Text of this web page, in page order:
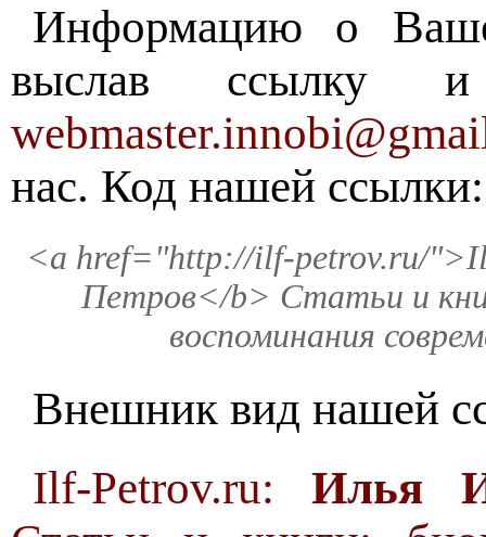
Информацию о
выслав ссылку
нас. Код нашей ссылки:
<a href="http://ilf-petrov.ru/
Петров</b> Статьи и
воспоминания
Внешник вид нашей
Ilf-Petrov.ru:Илья